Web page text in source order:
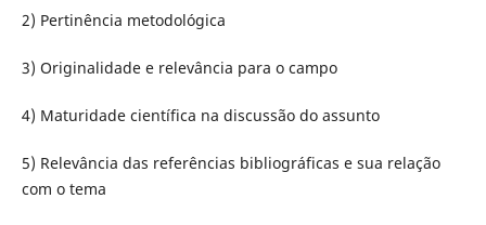
2) Pertinência metodológica
3) Originalidade e relevância para o campo
4) Maturidade científica na discussão do assunto
5) Relevância das referências bibliográficas e sua relação
com o tema